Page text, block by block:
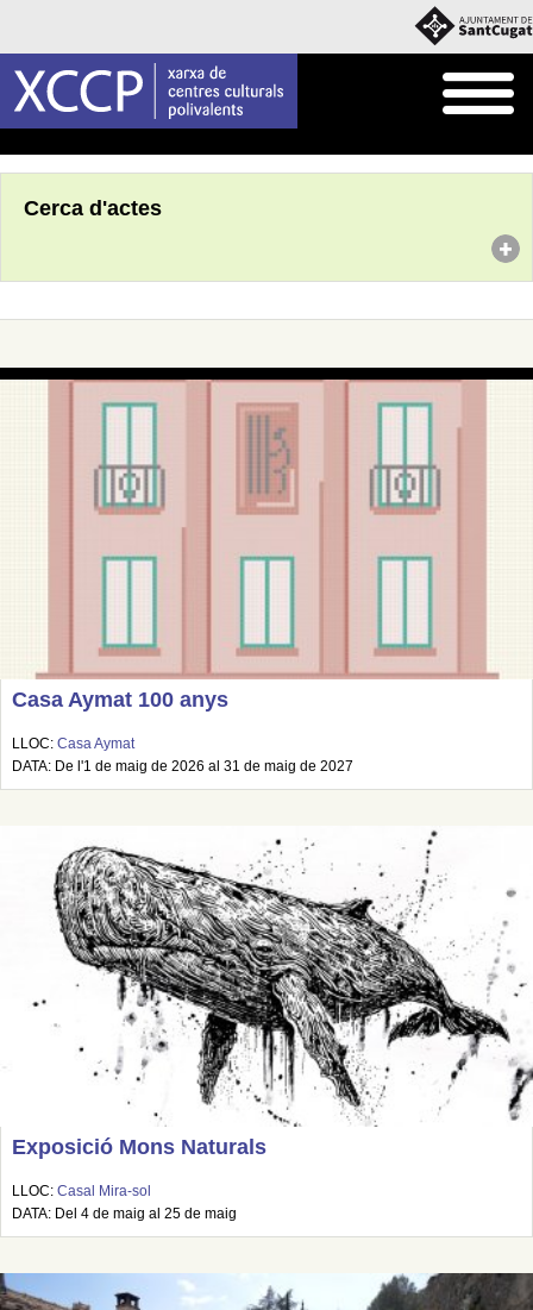
Cerca d'actes
Casa Aymat 100 anys
LLOC: Casa Aymat
DATA: De l'1 de maig de 2026 al 31 de maig de 2027
Exposició Mons Naturals
LLOC: Casal Mira-sol
DATA: Del 4 de maig al 25 de maig